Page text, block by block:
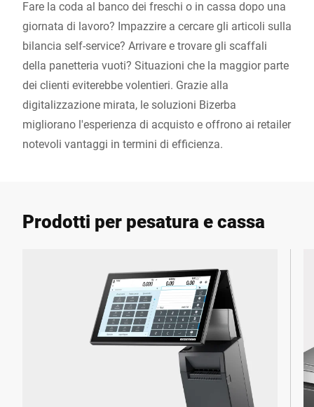
Fare la coda al banco dei freschi o in cassa dopo una
giornata di lavoro? Impazzire a cercare gli articoli sulla
bilancia self-service? Arrivare e trovare gli scaffali
della panetteria vuoti? Situazioni che la maggior parte
dei clienti eviterebbe volentieri. Grazie alla
digitalizzazione mirata, le soluzioni Bizerba
migliorano l'esperienza di acquisto e offrono ai retailer
notevoli vantaggi in termini di efficienza.
Prodotti per pesatura e cassa